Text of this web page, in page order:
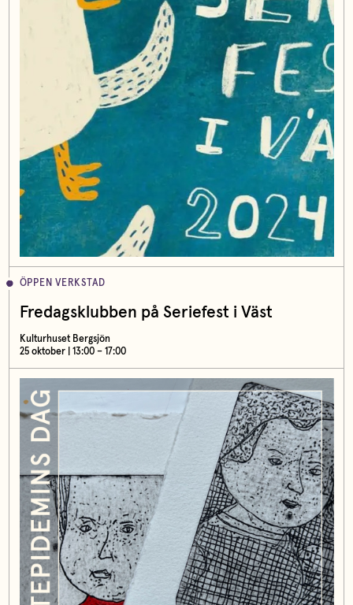
ÖPPEN VERKSTAD
Fredagsklubben på Seriefest i Väst
Kulturhuset Bergsjön
25 oktober | 13:00 – 17:00